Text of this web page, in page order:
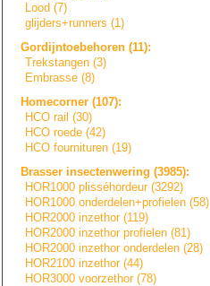
Lood (7)
glijders+runners (1)
Gordijntoebehoren (11):
Trekstangen (3)
Embrasse (8)
Homecorner (107):
HCO rail (30)
HCO roede (42)
HCO fournituren (19)
Brasser insectenwering (3985):
HOR1000 plisséhordeur (3292)
HOR1000 onderdelen+profie en (58)
HOR2000 inzethor (119)
HOR2000 inzethor profielen (81)
HOR2000 inzethor onderdelen (28)
HOR2100 inzethor (44)
HOR3000 voorzethor (78)